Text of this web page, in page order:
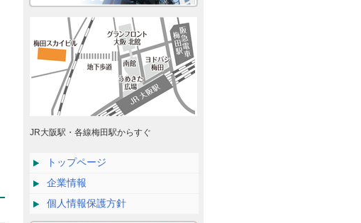
JR大阪駅・各線梅田駅からすぐ
トップページ
企業情報
個人情報保護方針